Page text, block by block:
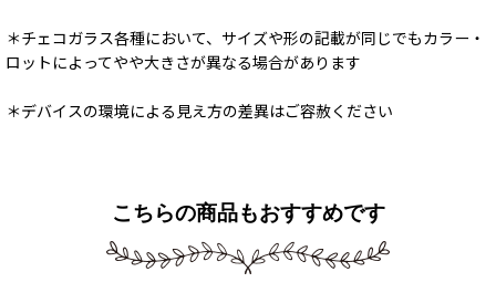
＊チェコガラス各種において、サイズや形の記載が同じでもカラー・
ロットによってやや大きさが異なる場合があります
＊デバイスの環境による見え方の差異はご容赦ください
こちらの商品もおすすめです